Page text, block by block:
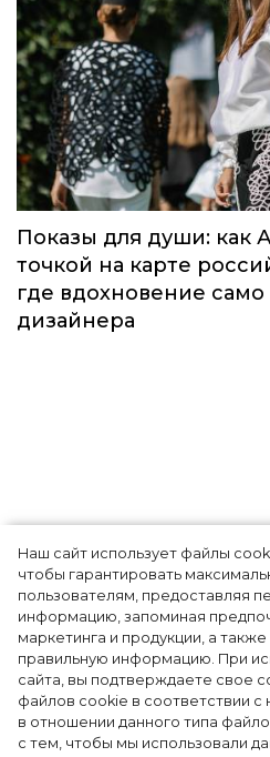
Наш сайт использует файлы
чтобы гарантировать
пользователям, предоставляя
информацию, запоминая
маркетинга и продукции, а
правильную информацию. При
сайта, вы подтверждаете свое
файлов cookie в соответствии
в отношении данного типа
с тем, чтобы мы использовали
Global Destination
Fashion Channel
элиту мирового
торжественной
Мода
Показы для души: как
точкой на карте
где вдохновение само
дизайнера